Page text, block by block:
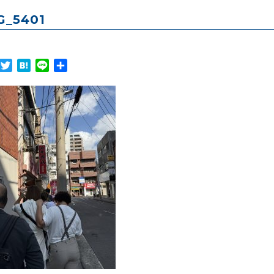
TwitterHatena
Line